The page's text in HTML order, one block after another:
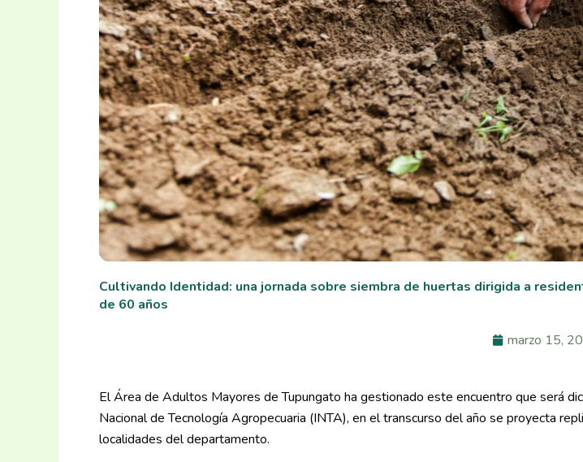
Cultivando Identidad: una jornada sobre siembra de huertas dirigida a
de 60 años
marzo 15,
El Área de Adultos Mayores de Tupungato ha gestionado este encuentro que será
Nacional de Tecnología Agropecuaria (INTA), en el transcurso del año se proyecta
localidades del departamento.